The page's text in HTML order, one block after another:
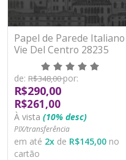
Papel de Parede Italiano
Vie Del Centro 28235
Vinílico Lavável
de: R$348,00por:
R$290,00
R$261,00
À vista (10% desc)
PIX/transferência
em até 2x de R$145,00 no
cartão